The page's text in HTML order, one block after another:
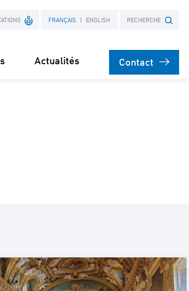
FRANÇAIS ENGLISH RECHERCHE
Actualités Contact